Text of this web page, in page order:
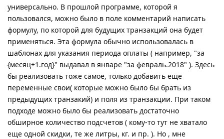
универсально. В прошлой программе, которой я
пользовался, можно было в поле комментарий написать
формулу, по которой для будущих транзакций она будет
применяться. Эта формула обычно использовалась в
шаблонах для указания периода оплаты ( например, "за
{месяц+1.год}" выдавал в январе "за февраль.2018" ). Здесь
бы реализовать тоже самое, только добавить еще
переменные свои( которые можно было бы брать из
предыдущих транзакий) и поля из транзакции. При таком
подходе можно было бы реализовать достаточно
обширное количество подсчетов ( кому-то тут не хватало
еще одной скидки, те же литры, кг. и пр. ). Но , мне